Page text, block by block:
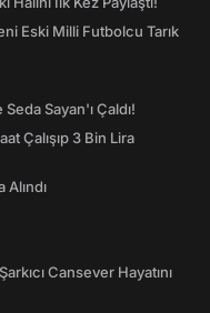
Eski Milli Futbolcu Tarık
Sayan'ı Çaldı!
Çalışıp 3 Bin Lira
Cansever Hayatını